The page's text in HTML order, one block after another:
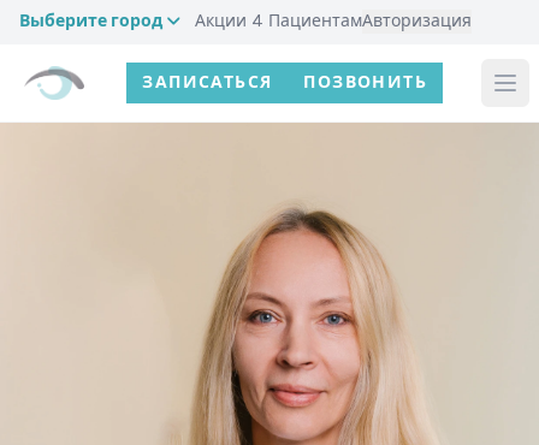
Выберите город Акции 4 ПациентамАвторизация
ЗАПИСАТЬСЯ ПОЗВОНИТЬ